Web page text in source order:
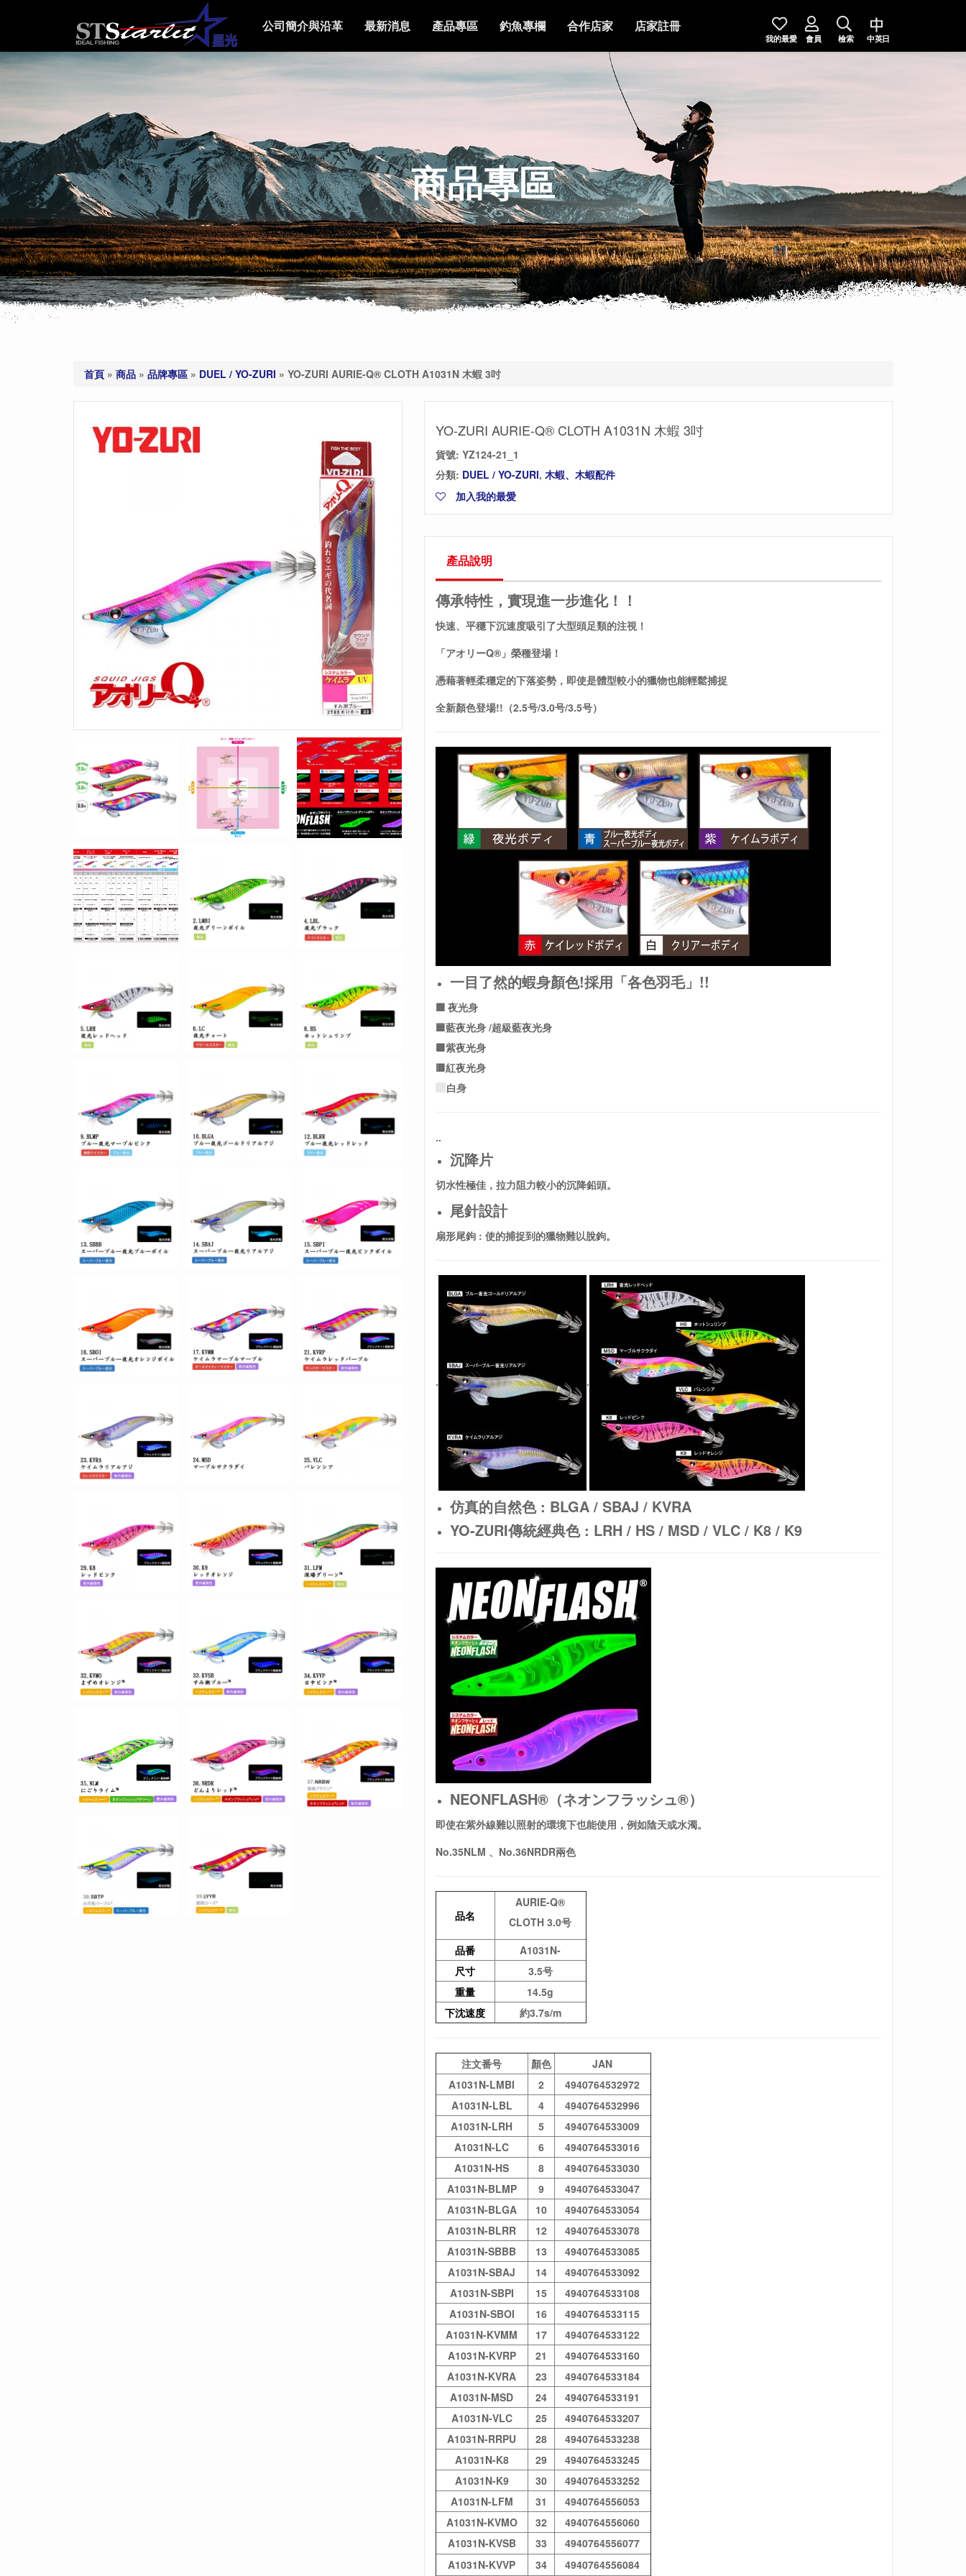
公司簡介與沿革 最新消息 產品專區 釣魚專欄 合作店家 店家註冊
我的最愛 會員 檢索 中英日
商品專區
首頁 » 商品 » 品牌專區 » DUEL / YO-ZURI » YO-ZURI AURIE-Q® CLOTH A1031N 木蝦 3吋
YO-ZURI AURIE-Q® CLOTH A1031N 木蝦 3吋
貨號: YZ124-21_1
分類: DUEL / YO-ZURI, 木蝦、木蝦配件
加入我的最愛
產品說明
傳承特性，實現進一步進化！！
快速、平穩下沉速度吸引了大型頭足類的注視！
「アオリーQ®」榮種登場！
憑藉著輕柔穩定的下落姿勢，即使是體型較小的獵物也能輕鬆捕捉
全新顏色登場!!（2.5号/3.0号/3.5号）
一目了然的蝦身顏色!採用 「各色羽毛」 !!
🟩 夜光身
🟦藍夜光身 /超級藍夜光身
🟪紫夜光身
🟥紅夜光身
白身
..
沉降片
切水性極佳，拉力阻力較小的沉降鉛頭。
尾針設計
扇形尾鉤 : 使的捕捉到的獵物難以脫鉤。
. .
仿真的自然色 : BLGA / SBAJ / KVRA
YO-ZURI傳統經典色 : LRH / HS / MSD / VLC / K8 / K9
NEONFLASH®（ネオンフラッシュ®）
即使在紫外線難以照射的環境下也能使用，例如陰天或水濁。
No.35NLM 、No.36NRDR兩色
品名
AURIE-Q®
CLOTH 3.0号
品番
A1031N-
尺寸
3.5号
重量
14.5g
下沈速度
約3.7s/m
注文番号 顏色
JAN
A1031N-LMBI
2
4940764532972
A1031N-LBL
4
4940764532996
A1031N-LRH
5
4940764533009
A1031N-LC
6
4940764533016
A1031N-HS
8
4940764533030
A1031N-BLMP
9
4940764533047
A1031N-BLGA
10
4940764533054
A1031N-BLRR
12
4940764533078
A1031N-SBBB
13
4940764533085
A1031N-SBAJ
14
4940764533092
A1031N-SBPI
15
4940764533108
A1031N-SBOI
16
4940764533115
A1031N-KVMM
17
4940764533122
A1031N-KVRP
21
4940764533160
A1031N-KVRA
23
4940764533184
A1031N-MSD
24
4940764533191
A1031N-VLC
25
4940764533207
A1031N-RRPU
28
4940764533238
A1031N-K8
29
4940764533245
A1031N-K9
30
4940764533252
A1031N-LFM
31
4940764556053
A1031N-KVMO
32
4940764556060
A1031N-KVSB
33
4940764556077
A1031N-KVVP
34 4940764556084